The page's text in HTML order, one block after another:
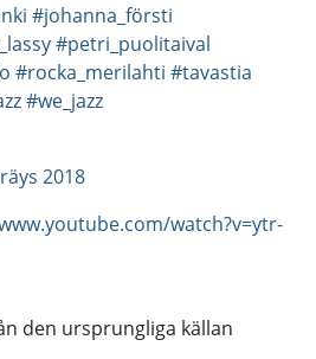
#johanna_försti
#petri_puolitaival
#rocka_merilahti #tavastia
#we_jazz
2018
watch?v=ytr-
den ursprungliga källan